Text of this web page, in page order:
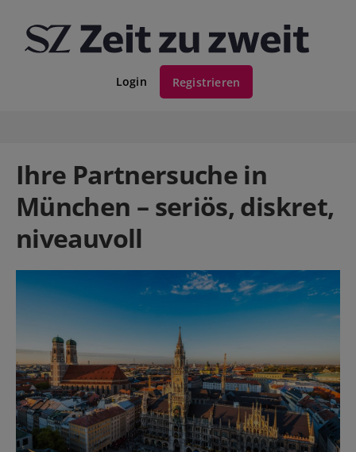
Login Registrieren
Ihre Partnersuche in
München – seriös, diskret,
niveauvoll